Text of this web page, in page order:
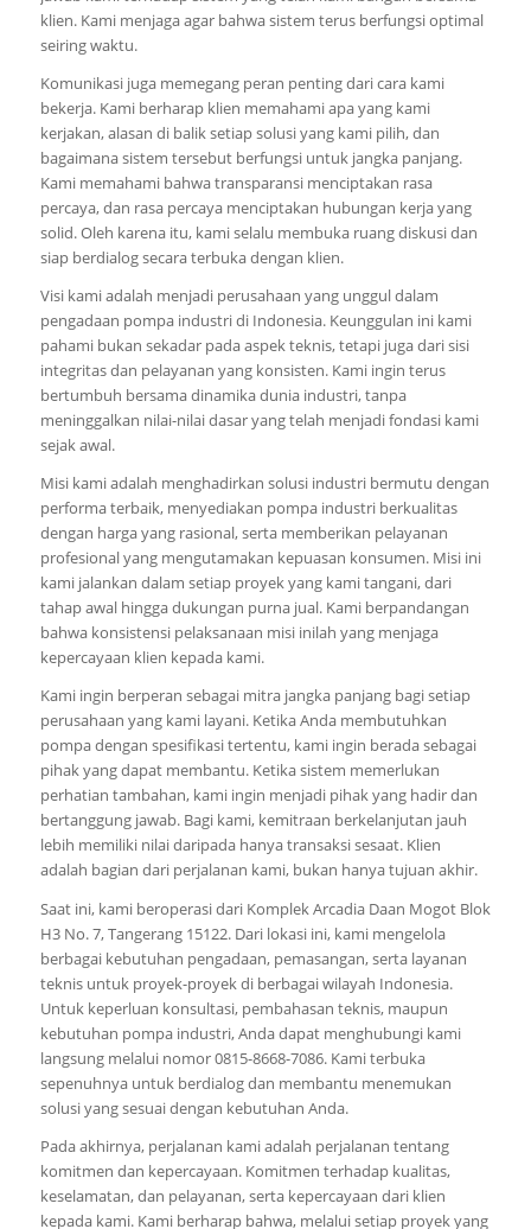
klien. Kami menjaga agar bahwa sistem terus berfungsi optimal
seiring waktu.
Komunikasi juga memegang peran penting dari cara kami
bekerja. Kami berharap klien memahami apa yang kami
kerjakan, alasan di balik setiap solusi yang kami pilih, dan
bagaimana sistem tersebut berfungsi untuk jangka panjang.
Kami memahami bahwa transparansi menciptakan rasa
percaya, dan rasa percaya menciptakan hubungan kerja yang
solid. Oleh karena itu, kami selalu membuka ruang diskusi dan
siap berdialog secara terbuka dengan klien.
Visi kami adalah menjadi perusahaan yang unggul dalam
pengadaan pompa industri di Indonesia. Keunggulan ini kami
pahami bukan sekadar pada aspek teknis, tetapi juga dari sisi
integritas dan pelayanan yang konsisten. Kami ingin terus
bertumbuh bersama dinamika dunia industri, tanpa
meninggalkan nilai-nilai dasar yang telah menjadi fondasi kami
sejak awal.
Misi kami adalah menghadirkan solusi industri bermutu dengan
performa terbaik, menyediakan pompa industri berkualitas
dengan harga yang rasional, serta memberikan pelayanan
profesional yang mengutamakan kepuasan konsumen. Misi ini
kami jalankan dalam setiap proyek yang kami tangani, dari
tahap awal hingga dukungan purna jual. Kami berpandangan
bahwa konsistensi pelaksanaan misi inilah yang menjaga
kepercayaan klien kepada kami.
Kami ingin berperan sebagai mitra jangka panjang bagi setiap
perusahaan yang kami layani. Ketika Anda membutuhkan
pompa dengan spesifikasi tertentu, kami ingin berada sebagai
pihak yang dapat membantu. Ketika sistem memerlukan
perhatian tambahan, kami ingin menjadi pihak yang hadir dan
bertanggung jawab. Bagi kami, kemitraan berkelanjutan jauh
lebih memiliki nilai daripada hanya transaksi sesaat. Klien
adalah bagian dari perjalanan kami, bukan hanya tujuan akhir.
Saat ini, kami beroperasi dari Komplek Arcadia Daan Mogot Blok
H3 No. 7, Tangerang 15122. Dari lokasi ini, kami mengelola
berbagai kebutuhan pengadaan, pemasangan, serta layanan
teknis untuk proyek-proyek di berbagai wilayah Indonesia.
Untuk keperluan konsultasi, pembahasan teknis, maupun
kebutuhan pompa industri, Anda dapat menghubungi kami
langsung melalui nomor 0815-8668-7086. Kami terbuka
sepenuhnya untuk berdialog dan membantu menemukan
solusi yang sesuai dengan kebutuhan Anda.
Pada akhirnya, perjalanan kami adalah perjalanan tentang
komitmen dan kepercayaan. Komitmen terhadap kualitas,
keselamatan, dan pelayanan, serta kepercayaan dari klien
kepada kami. Kami berharap bahwa, melalui setiap proyek yang